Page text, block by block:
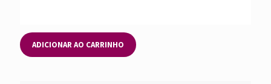
ADICIONAR AO CARRINHO